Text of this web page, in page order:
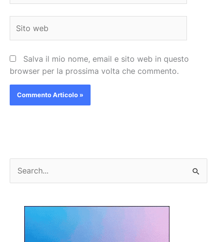
web
Salva il mio nome, email e sito web in questo
browser per la prossima volta che commento.